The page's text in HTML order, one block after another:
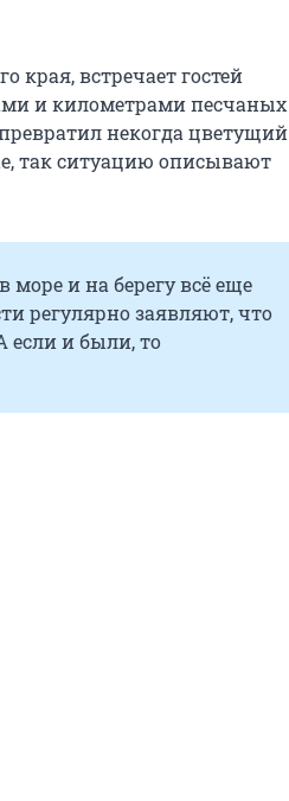
края, встречает гостей
и километрами песчаных
некогда цветущий
так ситуацию описывают
море и на берегу всё еще
регулярно заявляют, что
если и были, то